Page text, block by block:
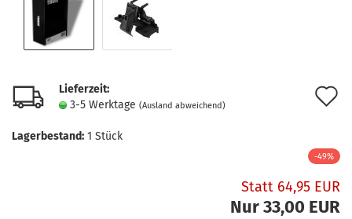
Lieferzeit:
3-5 Werktage (Ausland abweichend)
Lagerbestand: 1 Stück
-49%
Statt 64,95 EUR
Nur 33,00 EUR